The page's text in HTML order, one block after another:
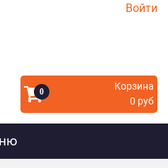
Войти
0
Корзина
0 руб